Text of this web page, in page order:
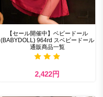
【セール開催中】ベビードール
(BABYDOLL) 964rd スベビードール
通販商品一覧
2,422円